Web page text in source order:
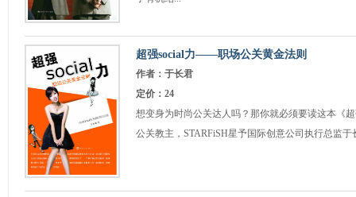
超强social力——职场公关黄金法则
作者：于长君
定价：24
想变身为时尚公关达人吗？那你就必须要读这本《
公关教主，STARFiSH星予国际创意公司执行总监